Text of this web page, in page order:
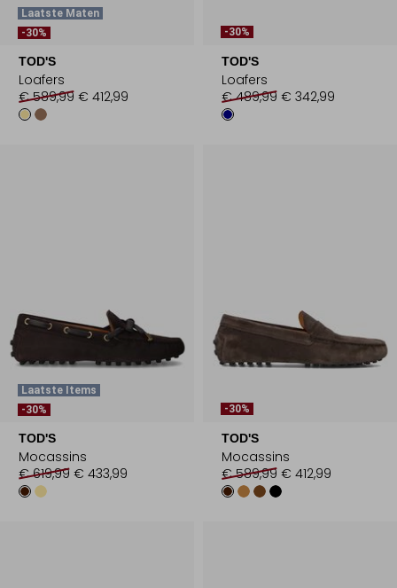
Laatste Maten
-30%
TOD'S
Loafers
€ 589,99 € 412,99
-30%
TOD'S
Loafers
€ 489,99 € 342,99
Laatste Items
-30%
TOD'S
Mocassins
€ 619,99 € 433,99
-30%
TOD'S
Mocassins
€ 589,99 € 412,99